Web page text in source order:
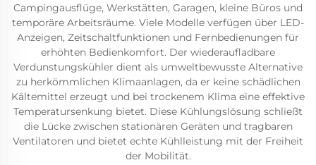
Campingausflüge, Werkstätten, Garagen, kleine Büros und
temporäre Arbeitsräume. Viele Modelle verfügen über LED-
Anzeigen, Zeitschaltfunktionen und Fernbedienungen für
erhöhten Bedienkomfort. Der wiederaufladbare
Verdunstungskühler dient als umweltbewusste Alternative
zu herkömmlichen Klimaanlagen, da er keine schädlichen
Kältemittel erzeugt und bei trockenem Klima eine effektive
Temperatursenkung bietet. Diese Kühlungslösung schließt
die Lücke zwischen stationären Geräten und tragbaren
Ventilatoren und bietet echte Kühlleistung mit der Freiheit
der Mobilität.